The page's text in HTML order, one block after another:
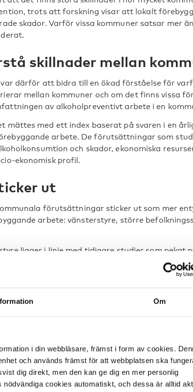
Om
i din webbläsare, främst i form av cookies.
och används främst för att webbplatsen ska
dig direkt, men den kan ge dig en mer personlig
cookies automatiskt, och dessa är alltid
trots att forskning visar att lokalt
skador. Varför vissa kommuner satsar mer
skillnader mellan
därför att bidra till en ökad förståelse för
mellan kommuner och om det finns vissa
av alkoholpreventivt arbete i en
mättes med ett index baserat på svaren i en
arbete. De förutsättningar som
och skador, ekonomiska
ekonomisk profil.
ut
förutsättningar sticker ut som mer
arbete: vänsterstyre, större
ligger i linje med tidigare studier som pekat
mellan partier till vänster respektive till
ser oftare alkoholrelaterade problem som en
medan högerorienterade politiker i högre
Ramstedt.
mer resurser
mer alkoholprevention kan förklaras av att
Varför kommuner med en yngre befolkning
men en möjlig förklaring är att många
unga.